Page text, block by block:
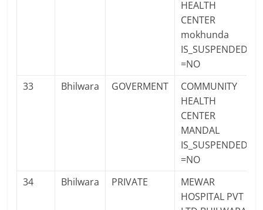
HEALTH
CENTER
mokhunda
IS_SUSPENDED
=NO
33 Bhilwara GOVERMENT
COMMUNITY
HEALTH
CENTER
MANDAL
IS_SUSPENDED
=NO
34 Bhilwara PRIVATE
MEWAR
HOSPITAL PVT